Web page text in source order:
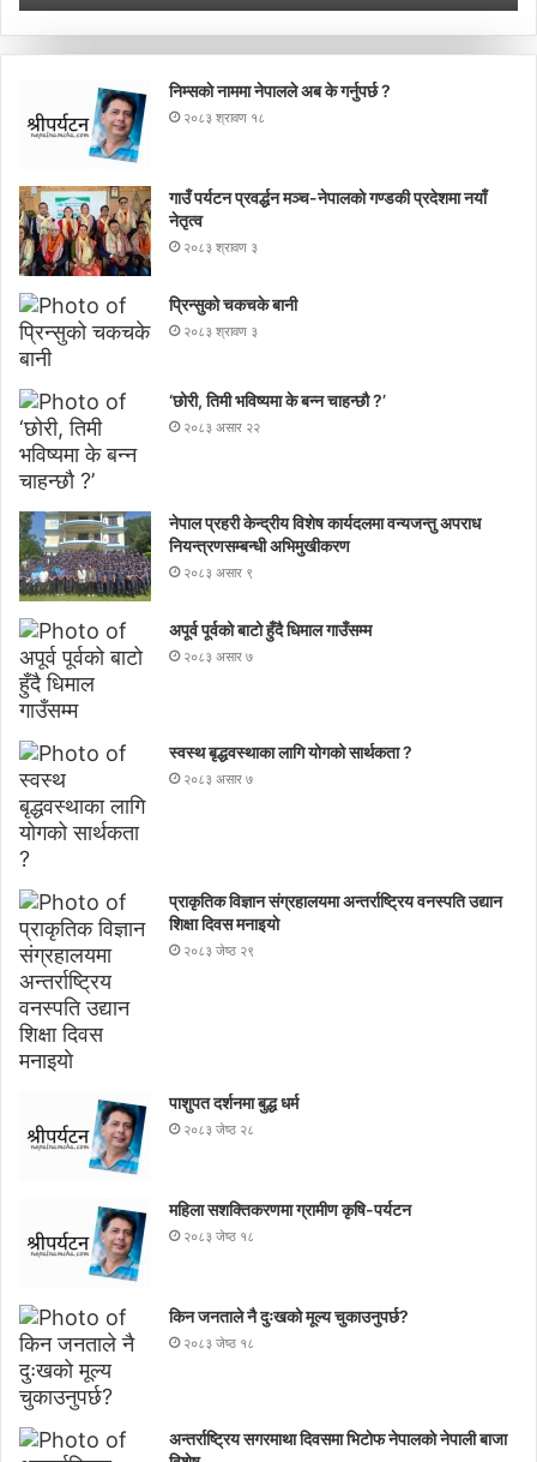
निम्सकाे नाममा नेपालले अब के गर्नुपर्छ ?
२०८३ श्रावण १८
गाउँ पर्यटन प्रवर्द्धन मञ्च-नेपालकाे गण्डकी प्रदेशमा नयाँ
नेतृत्व
२०८३ श्रावण ३
प्रिन्सुको चकचके बानी
२०८३ श्रावण ३
‘छोरी, तिमी भविष्यमा के बन्न चाहन्छौ ?’
२०८३ असार २२
नेपाल प्रहरी केन्द्रीय विशेष कार्यदलमा वन्यजन्तु अपराध
नियन्त्रणसम्बन्धी अभिमुखीकरण
२०८३ असार ९
अपूर्व पूर्वको बाटो हुँदै धिमाल गाउँसम्म
२०८३ असार ७
स्वस्थ बृद्धवस्थाका लागि योगको सार्थकता ?
२०८३ असार ७
प्राकृतिक विज्ञान संग्रहालयमा अन्तर्राष्ट्रिय वनस्पति उद्यान
शिक्षा दिवस मनाइयाे
२०८३ जेष्ठ २९
पाशुपत दर्शनमा बुद्ध धर्म​
२०८३ जेष्ठ २८
महिला सशक्तिकरणमा ग्रामीण कृषि-पर्यटन
२०८३ जेष्ठ १८
किन जनताले नै दुःखको मूल्य चुकाउनुपर्छ?
२०८३ जेष्ठ १८
अन्तर्राष्ट्रिय सगरमाथा दिवसमा भिटाेफ नेपालकाे नेपाली बाजा